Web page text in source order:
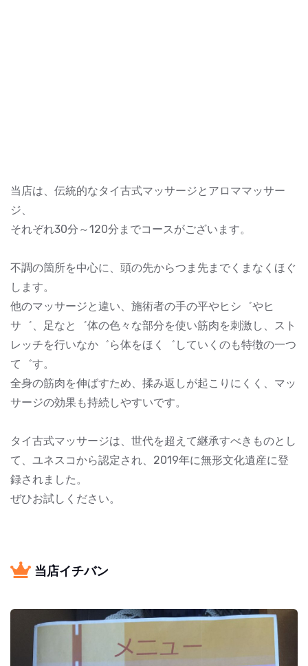
当店は、伝統的なタイ古式マッサージとアロママッサー
ジ、
それぞれ30分～120分までコースがございます。
不調の箇所を中心に、頭の先からつま先までくまなくほぐ
します。
他のマッサージと違い、施術者の手の平やヒシ゛やヒ
サ゛、足なと゛体の色々な部分を使い筋肉を刺激し、スト
レッチを行いなか゛ら体をほく゛していくのも特徴の一つ
て゛す。
全身の筋肉を伸ばすため、揉み返しが起こりにくく、マッ
サージの効果も持続しやすいです。
タイ古式マッサージは、世代を超えて継承すべきものとし
て、ユネスコから認定され、2019年に無形文化遺産に登
録されました。
ぜひお試しください。
当店イチバン